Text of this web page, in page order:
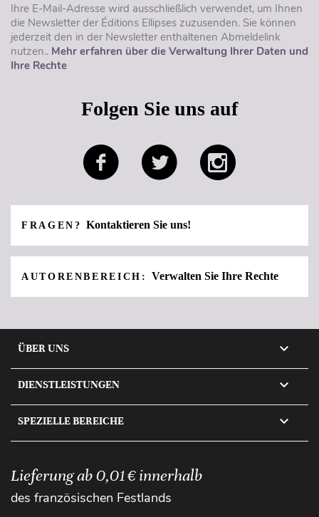
Ihre E-Mail-Adresse wird ausschließlich verwendet, um Ihnen
die Newsletter der Éditions Ellipses zuzusenden. Sie können
jederzeit den in der Newsletter enthaltenen Abmeldelink
nutzen.. Mehr erfahren über die Verwaltung Ihrer Daten und
Ihre Rechte
Folgen Sie uns auf
FRAGEN?Kontaktieren Sie uns!
AUTORENBEREICH:Verwalten Sie Ihre Rechte
ÜBER UNS 
DIENSTLEISTUNGEN 
SPEZIELLE BEREICHE 
Lieferung ab 0,01 € innerhalb
des französischen Festlands